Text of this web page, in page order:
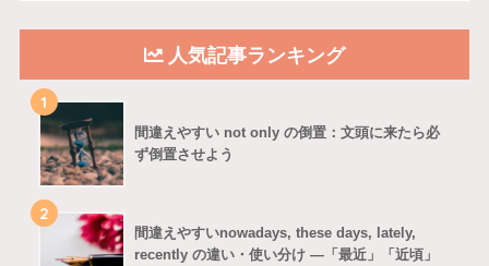
人気記事ランキング
1
間違えやすい not only の倒置：文頭に来たら必
ず倒置させよう
2
間違えやすいnowadays, these days, lately,
recently の違い・使い分け ―「最近」「近頃」